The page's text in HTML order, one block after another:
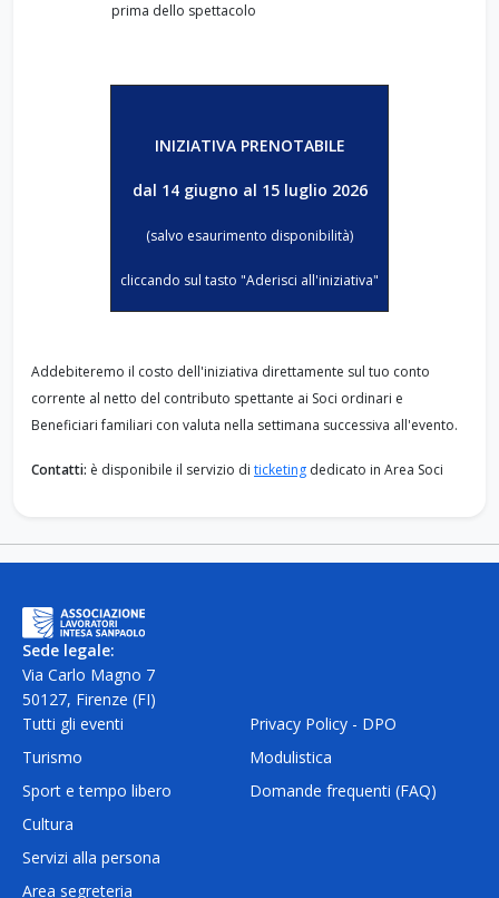
prima dello spettacolo
INIZIATIVA PRENOTABILE
dal 14 giugno al 15 luglio 2026
(salvo esaurimento disponibilità)
cliccando sul tasto "Aderisci all'iniziativa"
Addebiteremo il costo dell'iniziativa direttamente sul tuo conto
corrente al netto del contributo spettante ai Soci ordinari e
Beneficiari familiari con valuta nella settimana successiva all'evento.
Contatti: è disponibile il servizio di ticketing dedicato in Area Soci
Sede legale:
Via Carlo Magno 7
50127, Firenze (FI)
Tutti gli eventi
Turismo
Sport e tempo libero
Cultura
Servizi alla persona
Privacy Policy - DPO
Modulistica
Domande frequenti (FAQ)
Area segreteria